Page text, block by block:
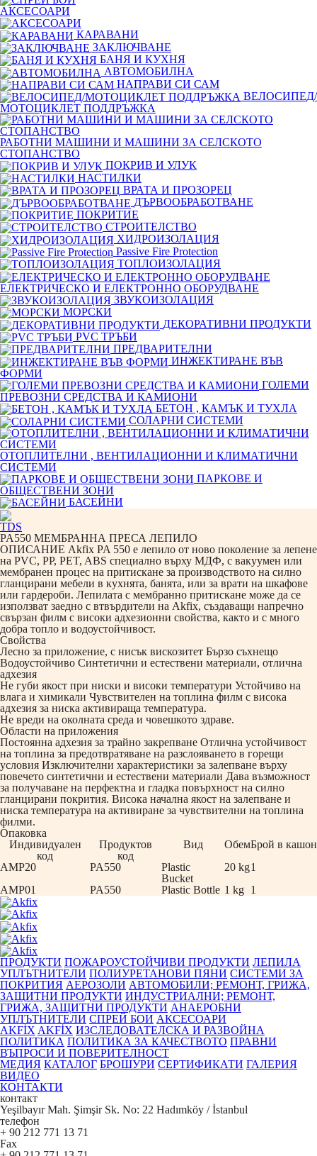
АКСЕСОАРИ
КАРАВАНИ
ЗАКЛЮЧВАНЕ
БАНЯ И КУХНЯ
АВТОМОБИЛНА
НАПРАВИ СИ САМ
ВЕЛОСИПЕД/
МОТОЦИКЛЕТ ПОДДРЪЖКА
РАБОТНИ МАШИНИ И МАШИНИ ЗА СЕЛСКОТО
СТОПАНСТВО
ПОКРИВ И УЛУК
НАСТИЛКИ
ВРАТА И ПРОЗОРЕЦ
ДЪРВООБРАБОТВАНЕ
ПОКРИТИЕ
СТРОИТЕЛСТВО
ХИДРОИЗОЛАЦИЯ
Passive Fire Protection
ТОПЛОИЗОЛАЦИЯ
ЕЛЕКТРИЧЕСКО И ЕЛЕКТРОННО ОБОРУДВАНЕ
ЗВУКОИЗОЛАЦИЯ
МОРСКИ
ДЕКОРАТИВНИ ПРОДУКТИ
PVC ТРЪБИ
ПРЕДВАРИТЕЛНИ
ИНЖЕКТИРАНЕ ВЪВ
ФОРМИ
ГОЛЕМИ
ПРЕВОЗНИ СРЕДСТВА И КАМИОНИ
БЕТОН , КАМЪК И ТУХЛА
СОЛАРНИ СИСТЕМИ
ОТОПЛИТЕЛНИ , ВЕНТИЛАЦИОННИ И КЛИМАТИЧНИ
СИСТЕМИ
ПАРКОВЕ И
ОБЩЕСТВЕНИ ЗОНИ
БАСЕЙНИ
TDS
PA550 МЕМБРАННА ПРЕСА ЛЕПИЛО
ОПИСАНИЕ Akfix PA 550 e лепило от ново поколение за лепене
на PVC, PP, PET, ABS специално върху МДФ, с вакуумен или
мембранен процес на притискане за производството на силно
гланцирани мебели в кухнята, банята, или за врати на шкафове
или гардероби. Лепилата с мембранно притискане може да се
използват заедно с втвърдители на Akfix, създаващи напречно
свързан филм с високи адхезионни свойства, както и с много
добра топло и водоустойчивост.
Свойства
Лесно за приложение, с нисък вискозитет Бързо съхнещо
Водоустойчиво Синтетични и естествени материали, отлична
адхезия
Не губи якост при ниски и високи температури Устойчиво на
влага и химикали Чувствителен на топлина филм с висока
адхезия за ниска активираща температура.
Не вреди на околната среда и човешкото здраве.
Области на приложения
Постоянна адхезия за трайно закрепване Отлична устойчивост
на топлина за предотвратяване на разслояването в горещи
условия Изключителни характеристики за залепване върху
повечето синтетични и естествени материали Дава възможност
за получаване на перфектна и гладка повърхност на силно
гланцирани покрития. Висока начална якост на залепване и
ниска температура на активиране за чувствителни на топлина
филми.
Опаковка
Индивидуален
код
Продуктов
код
Вид ОбемБрой в кашон
AMP20
PA550
Plastic
Bucket
20 kg1
AMP01
PA550 Plastic Bottle 1 kg 1
ПРОДУКТИ ПОЖАРОУСТОЙЧИВИ ПРОДУКТИ ЛЕПИЛА
УПЛЪТНИТЕЛИ ПОЛИУРЕТАНОВИ ПЯНИ СИСТЕМИ ЗА
ПОКРИТИЯ АЕРОЗОЛИ АВТОМОБИЛИ; РЕМОНТ, ГРИЖА,
ЗАЩИТНИ ПРОДУКТИ ИНДУСТРИАЛНИ; РЕМОНТ,
ГРИЖА, ЗАЩИТНИ ПРОДУКТИ АНАЕРОБНИ
УПЛЪТНИТЕЛИ СПРЕЙ БОИ АКСЕСОАРИ
AKFİX AKFİX ИЗСЛЕДОВАТЕЛСКА И РАЗВОЙНА
ПОЛИТИКА ПОЛИТИКА ЗА КАЧЕСТВОТО ПРАВНИ
ВЪПРОСИ И ПОВЕРИТЕЛНОСТ
МЕДИЯ КАТАЛОГ БРОШУРИ СЕРТИФИКАТИ ГАЛЕРИЯ
ВИДЕО
КОНТАКТИ
контакт
Yeşilbayır Mah. Şimşir Sk. No: 22 Hadımköy / İstanbul
телефон
+ 90 212 771 13 71
Fax